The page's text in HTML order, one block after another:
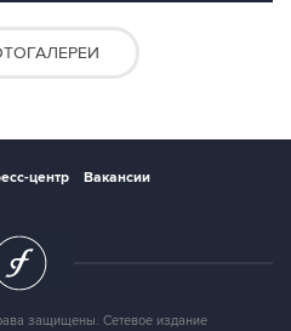
центр
Вакансии
защищены. Сетевое издание